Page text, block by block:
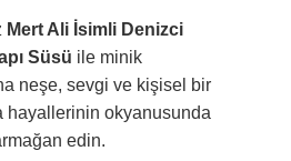
Mert Ali İsimli Denizci
Süsü ile minik
neşe, sevgi ve kişisel bir
hayallerinin okyanusunda
edin.